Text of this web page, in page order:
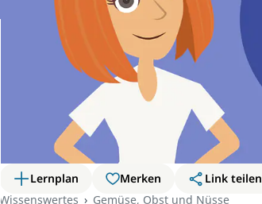
Lernplan Merken
Link teilen
Wissenswertes
Gemüse, Obst und Nüsse